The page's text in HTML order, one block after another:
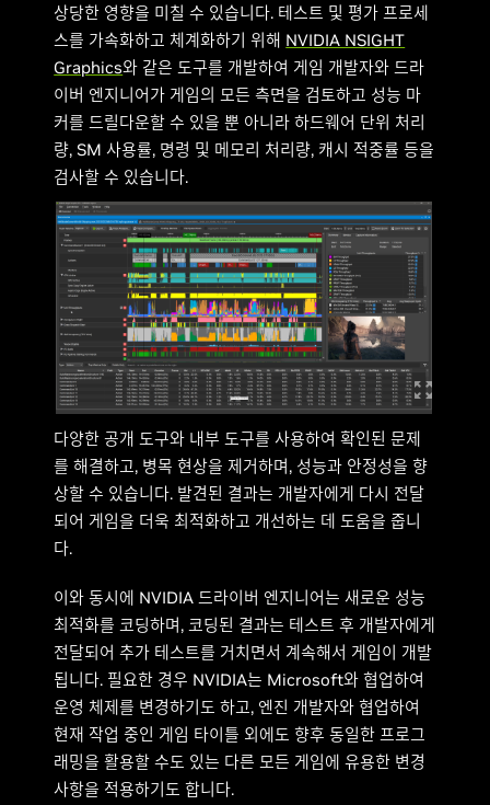
상당한 영향을 미칠 수 있습니다. 테스트 및 평가 프로세
스를 가속화하고 체계화하기 위해 NVIDIA NSIGHT
Graphics와 같은 도구를 개발하여 게임 개발자와 드라
이버 엔지니어가 게임의 모든 측면을 검토하고 성능 마
커를 드릴다운할 수 있을 뿐 아니라 하드웨어 단위 처리
량, SM 사용률, 명령 및 메모리 처리량, 캐시 적중률 등을
검사할 수 있습니다.
다양한 공개 도구와 내부 도구를 사용하여 확인된 문제
를 해결하고, 병목 현상을 제거하며, 성능과 안정성을 향
상할 수 있습니다. 발견된 결과는 개발자에게 다시 전달
되어 게임을 더욱 최적화하고 개선하는 데 도움을 줍니
다.
이와 동시에 NVIDIA 드라이버 엔지니어는 새로운 성능
최적화를 코딩하며, 코딩된 결과는 테스트 후 개발자에게
전달되어 추가 테스트를 거치면서 계속해서 게임이 개발
됩니다. 필요한 경우 NVIDIA는 Microsoft와 협업하여
운영 체제를 변경하기도 하고, 엔진 개발자와 협업하여
현재 작업 중인 게임 타이틀 외에도 향후 동일한 프로그
래밍을 활용할 수도 있는 다른 모든 게임에 유용한 변경
사항을 적용하기도 합니다.